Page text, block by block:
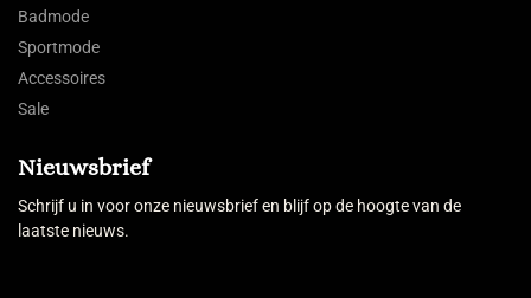
Badmode
Sportmode
Accessoires
Sale
Nieuwsbrief
Schrijf u in voor onze nieuwsbrief en blijf op de hoogte van de
laatste nieuws.